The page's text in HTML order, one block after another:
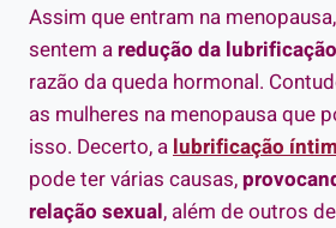
Assim que entram na
sentem aredução da
razão da queda hormonal.
as mulheres na menopausa que
isso. Decerto, a lubrificação
pode ter várias causas,
relação sexual, além de outros